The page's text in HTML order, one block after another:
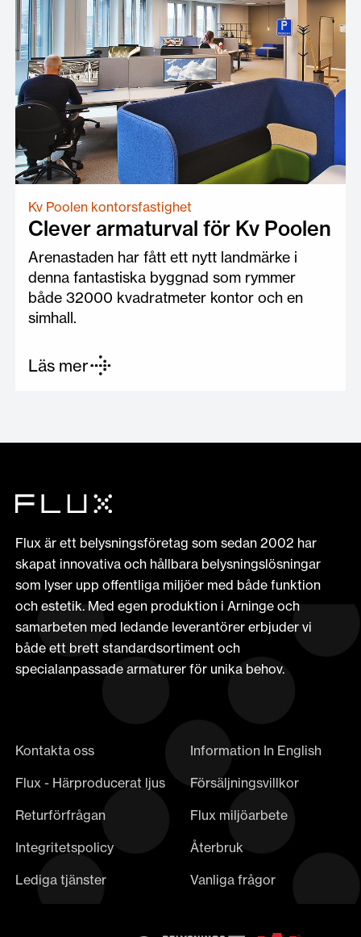
Kv Poolen kontorsfastighet
Clever armaturval för Kv Poolen
Arenastaden har fått ett nytt landmärke i
denna fantastiska byggnad som rymmer
både 32000 kvadratmeter kontor och en
simhall.
Läs mer
Flux är ett belysningsföretag som sedan 2002 har
skapat innovativa och hållbara belysningslösningar
som lyser upp offentliga miljöer med både funktion
och estetik. Med egen produktion i Arninge och
samarbeten med ledande leverantörer erbjuder vi
både ett brett standardsortiment och
specialanpassade armaturer för unika behov.
Kontakta oss
Information In English
Flux - Härproducerat ljus
Försäljningsvillkor
Returförfrågan
Flux miljöarbete
Integritetspolicy
Återbruk
Lediga tjänster
Vanliga frågor